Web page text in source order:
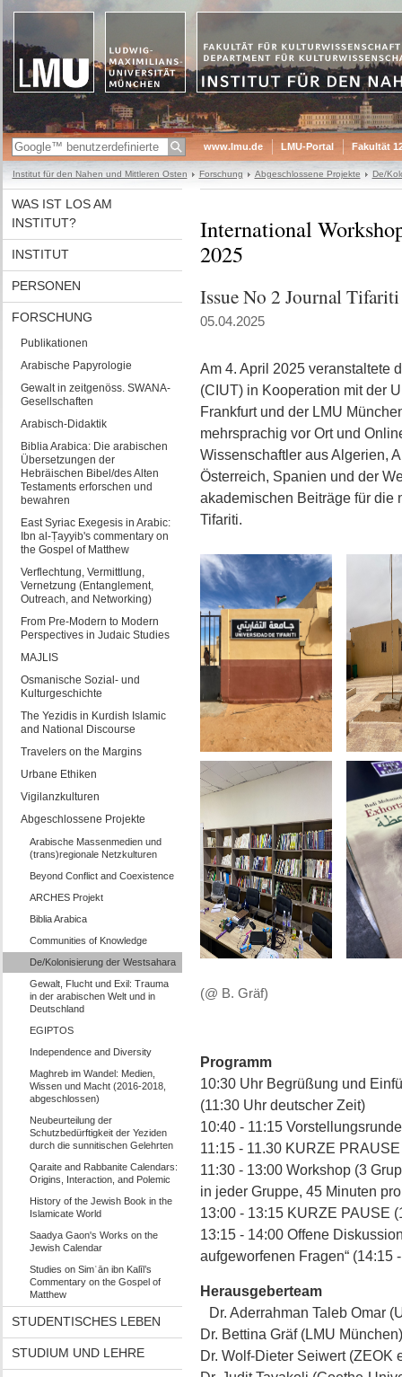
www.lmu.de LMU-Portal Fakultät
Institut für den Nahen und Mittleren Osten Forschung Abgeschlossene Projekte De/
WAS IST LOS AM
INSTITUT?
INSTITUT
PERSONEN
FORSCHUNG
Publikationen
Arabische Papyrologie
Gewalt in zeitgenöss. SWANA-
Gesellschaften
Arabisch-Didaktik
Biblia Arabica: Die arabischen
Übersetzungen der
Hebräischen Bibel/des Alten
Testaments erforschen und
bewahren
East Syriac Exegesis in Arabic:
Ibn al-Ṭayyib's commentary on
the Gospel of Matthew
Verflechtung, Vermittlung,
Vernetzung (Entanglement,
Outreach, and Networking)
From Pre-Modern to Modern
Perspectives in Judaic Studies
MAJLIS
Osmanische Sozial- und
Kulturgeschichte
The Yezidis in Kurdish Islamic
and National Discourse
Travelers on the Margins
Urbane Ethiken
Vigilanzkulturen
Abgeschlossene Projekte
Arabische Massenmedien und
(trans)regionale Netzkulturen
Beyond Conflict and Coexistence
ARCHES Projekt
Biblia Arabica
Communities of Knowledge
De/Kolonisierung der Westsahara
Gewalt, Flucht und Exil: Trauma
in der arabischen Welt und in
Deutschland
EGIPTOS
Independence and Diversity
Maghreb im Wandel: Medien,
Wissen und Macht (2016-2018,
abgeschlossen)
Neubeurteilung der
Schutzbedürftigkeit der Yeziden
durch die sunnitischen Gelehrten
Qaraite and Rabbanite Calendars:
Origins, Interaction, and Polemic
History of the Jewish Book in the
Islamicate World
Saadya Gaon's Works on the
Jewish Calendar
Studies on Simʿān ibn Kalīl’s
Commentary on the Gospel of
Matthew
STUDENTISCHES LEBEN
STUDIUM UND LEHRE
International
2025
Issue No 2 Journal Tifariti
05.04.2025
Am 4. April 2025 veranstaltete
(CIUT) in Kooperation mit der
Frankfurt und der LMU
mehrsprachig vor Ort und
Wissenschaftler aus Algerien,
Österreich, Spanien und der
akademischen Beiträge für die
Tifariti.
(@ B. Gräf)
Programm
10:30 Uhr Begrüßung und
(11:30 Uhr deutscher Zeit)
10:40 - 11:15
11:15 - 11.30 KURZE
11:30 - 13:00 Workshop (3
in jeder Gruppe, 45 Minuten
13:00 - 13:15 KURZE PAUSE
13:15 - 14:00 Offene
aufgeworfenen Fragen“ (14:15
Herausgeberteam
Dr. Aderrahman Taleb Omar
Dr. Bettina Gräf (LMU München)
Dr. Wolf-Dieter Seiwert (ZEOK